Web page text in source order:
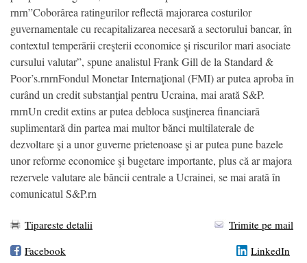
rnrn”Coborârea ratingurilor reflectă majorarea costurilor
guvernamentale cu recapitalizarea necesară a sectorului bancar, în
contextul temperării creşterii economice şi riscurilor mari asociate
cursului valutar”, spune analistul Frank Gill de la Standard &
Poor’s.rnrnFondul Monetar Internaţional (FMI) ar putea aproba în
curând un credit substanţial pentru Ucraina, mai arată S&P.
rnrnUn credit extins ar putea debloca susţinerea financiară
suplimentară din partea mai multor bănci multilaterale de
dezvoltare şi a unor guverne prietenoase şi ar putea pune bazele
unor reforme economice şi bugetare importante, plus că ar majora
rezervele valutare ale băncii centrale a Ucrainei, se mai arată în
comunicatul S&P.rn
Tipareste detalii
Trimite pe mail
Facebook
LinkedIn